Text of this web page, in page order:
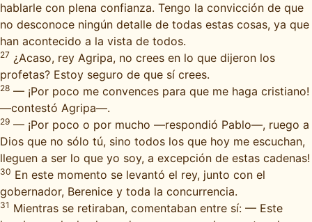
hablarle con plena confianza. Tengo la convicción de que
no desconoce ningún detalle de todas estas cosas, ya que
han acontecido a la vista de todos.
27 ¿Acaso, rey Agripa, no crees en lo que dijeron los
profetas? Estoy seguro de que sí crees.
28 — ¡Por poco me convences para que me haga cristiano!
—contestó Agripa—.
29 — ¡Por poco o por mucho —respondió Pablo—, ruego a
Dios que no sólo tú, sino todos los que hoy me escuchan,
lleguen a ser lo que yo soy, a excepción de estas cadenas!
30 En este momento se levantó el rey, junto con el
gobernador, Berenice y toda la concurrencia.
31 Mientras se retiraban, comentaban entre sí: — Este